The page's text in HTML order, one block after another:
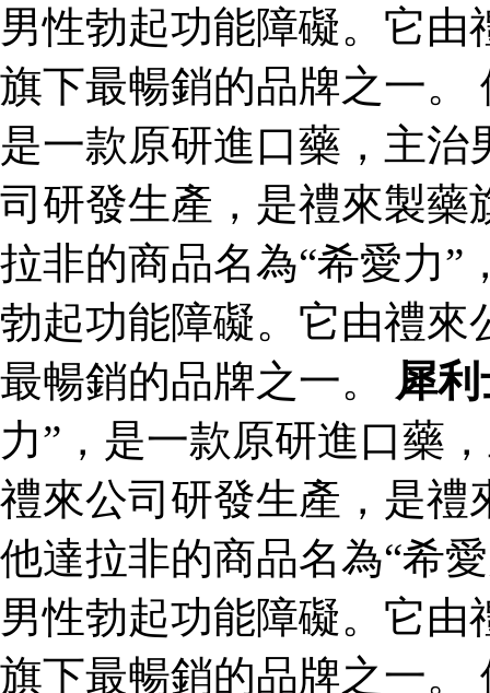
男性勃起功能障礙。它
旗下最暢銷的品牌之一。
是一款原研進口藥，主
司研發生產，是禮來製藥
拉非的商品名為“希愛力”
勃起功能障礙。它由禮來
最暢銷的品牌之一。 犀
力”，是一款原研進口藥
禮來公司研發生產，是禮
他達拉非的商品名為“希
男性勃起功能障礙。它
旗下最暢銷的品牌之一。